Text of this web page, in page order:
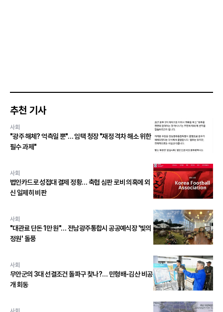
추천 기사
사회
"광주 해체? 억측일 뿐"… 임택 청장 "재정 격차 해소 위한
필수 과제"
사회
법인카드로 성접대 결제 정황… 축협 심판 로비 의혹에 외
신 일제히 비판
사회
"대관료 단돈 1만 원"… 전남광주통합시 공공예식장 '빛의
정원' 돌풍
사회
무안군의 3대 선결조건 돌파구 찾나?… 민형배-김산 비공
개 회동